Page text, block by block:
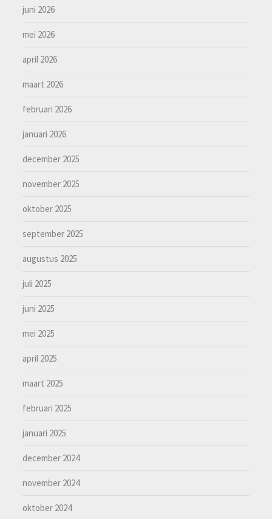
juni 2026
mei 2026
april 2026
maart 2026
februari 2026
januari 2026
december 2025
november 2025
oktober 2025
september 2025
augustus 2025
juli 2025
juni 2025
mei 2025
april 2025
maart 2025
februari 2025
januari 2025
december 2024
november 2024
oktober 2024